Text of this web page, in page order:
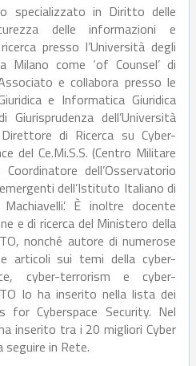
specializzato in Diritto delle
delle informazioni e
presso l’Università degli
Milano come ‘of Counsel’ di
e collabora presso le
e Informatica Giuridica
dell’Università
di Ricerca su Cyber-
del Ce.Mi.S.S. (Centro Militare
dell’Osservatorio
dell’Istituto Italiano di
È inoltre docente
e di ricerca del Ministero della
nonché autore di numerose
articoli sui temi della cyber-
cyber-terrorism e cyber-
lo ha inserito nella lista dei
for Cyberspace Security. Nel
inserito tra i 20 migliori Cyber
seguire in Rete.